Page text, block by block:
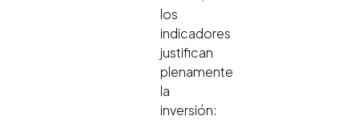
los
indicadores
justifican
plenamente
la
inversión: